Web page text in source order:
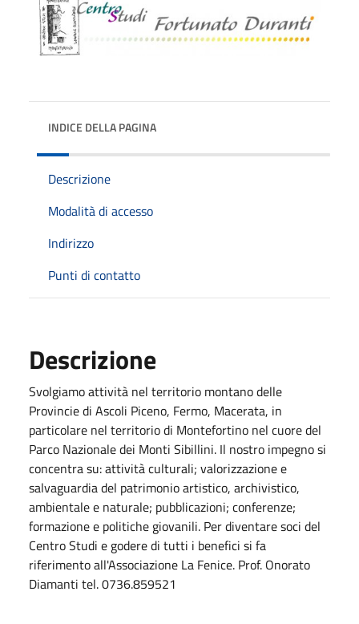
INDICE DELLA PAGINA
Descrizione
Modalità di accesso
Indirizzo
Punti di contatto
Descrizione
Svolgiamo attività nel territorio montano delle
Provincie di Ascoli Piceno, Fermo, Macerata, in
particolare nel territorio di Montefortino nel cuore del
Parco Nazionale dei Monti Sibillini. Il nostro impegno si
concentra su: attività culturali; valorizzazione e
salvaguardia del patrimonio artistico, archivistico,
ambientale e naturale; pubblicazioni; conferenze;
formazione e politiche giovanili. Per diventare soci del
Centro Studi e godere di tutti i benefici si fa
riferimento all'Associazione La Fenice. Prof. Onorato
Diamanti tel. 0736.859521